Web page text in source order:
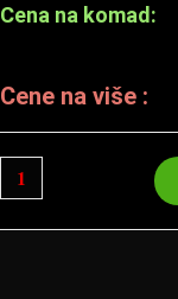
Cena na komad:
Cene na više :